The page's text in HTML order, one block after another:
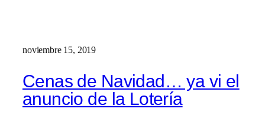
noviembre 15, 2019
Cenas de Navidad… ya vi el
anuncio de la Lotería